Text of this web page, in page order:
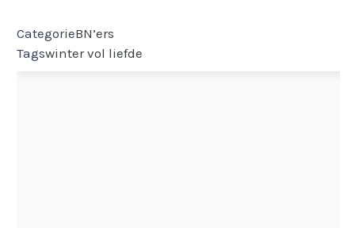
CategorieBN’ers
Tagswinter vol liefde